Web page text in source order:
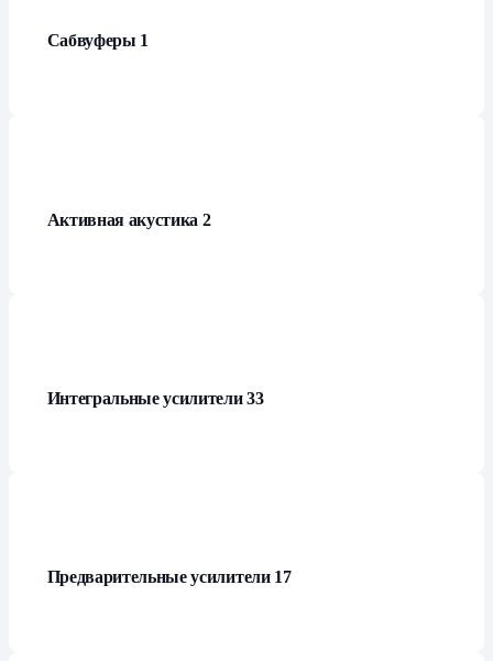
Сабвуферы 1
Активная акустика 2
Интегральные усилители33
Предварительные усилители 17